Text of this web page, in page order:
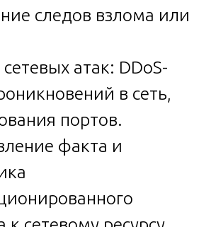
следов взлома или
атак: DDoS-
в сеть,
портов.
факта и